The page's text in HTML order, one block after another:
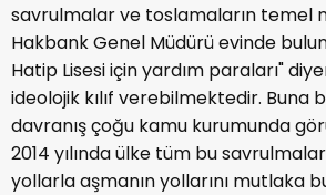
savrulmalar ve toslamaların temel
Hakbank Genel Müdürü evinde
Hatip Lisesi için yardım paraları"
ideolojik kılıf verebilmektedir. Buna
davranış çoğu kamu kurumunda
2014 yılında ülke tüm bu
yollarla aşmanın yollarını mutlaka